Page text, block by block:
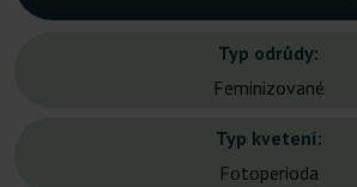
Typ odrůdy:
Feminizované
Typ kvetení:
Fotoperioda